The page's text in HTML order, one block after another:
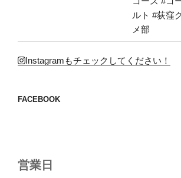
Instagramもチェックしてください！
FACEBOOK
営業日